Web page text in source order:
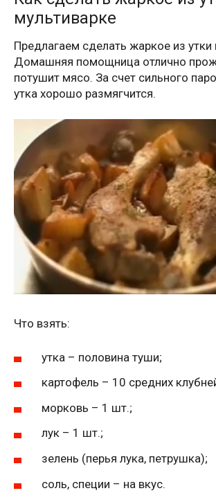
мультиварке
Предлагаем сделать жаркое из утки
Домашняя помощница отлично
потушит мясо. За счет сильного
утка хорошо размягчится.
Что взять:
утка – половина туши;
картофель – 10 средних
морковь – 1 шт.;
лук – 1 шт.;
зелень (перья лука, петрушка);
соль, специи – на вкус.